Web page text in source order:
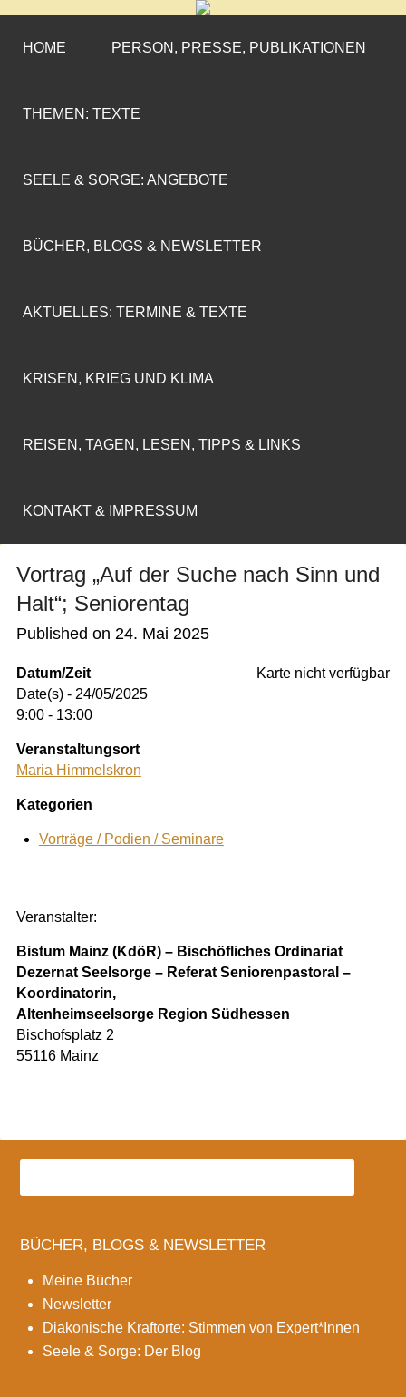
CORNELIA COENEN-
MARX
»ENGAGEMENT MIT PROFIL«
HOME PERSON, PRESSE, PUBLIKATIONEN
THEMEN: TEXTE
SEELE & SORGE: ANGEBOTE
BÜCHER, BLOGS & NEWSLETTER
AKTUELLES: TERMINE & TEXTE
KRISEN, KRIEG UND KLIMA
REISEN, TAGEN, LESEN, TIPPS & LINKS
KONTAKT & IMPRESSUM
Vortrag „Auf der Suche nach Sinn und
Halt“; Seniorentag
Published on 24. Mai 2025
Karte nicht verfügbar
Datum/Zeit
Date(s) - 24/05/2025
9:00 - 13:00
Veranstaltungsort
Maria Himmelskron
Kategorien
Vorträge / Podien / Seminare
Veranstalter:
Bistum Mainz (KdöR) – Bischöfliches Ordinariat
Dezernat Seelsorge – Referat Seniorenpastoral –
Koordinatorin,
Altenheimseelsorge Region Südhessen
Bischofsplatz 2
55116 Mainz
BÜCHER, BLOGS & NEWSLETTER
Meine Bücher
Newsletter
Diakonische Kraftorte: Stimmen von Expert*Innen
Seele & Sorge: Der Blog